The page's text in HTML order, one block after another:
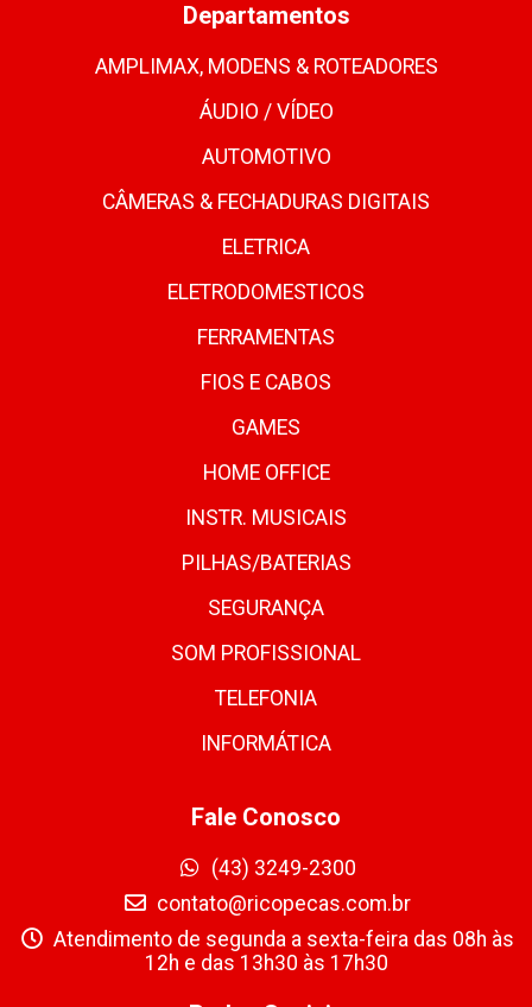
Departamentos
AMPLIMAX, MODENS & ROTEADORES
ÁUDIO / VÍDEO
AUTOMOTIVO
CÂMERAS & FECHADURAS DIGITAIS
ELETRICA
ELETRODOMESTICOS
FERRAMENTAS
FIOS E CABOS
GAMES
HOME OFFICE
INSTR. MUSICAIS
PILHAS/BATERIAS
SEGURANÇA
SOM PROFISSIONAL
TELEFONIA
INFORMÁTICA
Fale Conosco
(43) 3249-2300
contato@ricopecas.com.br
Atendimento de segunda a sexta-feira das 08h às
12h e das 13h30 às 17h30